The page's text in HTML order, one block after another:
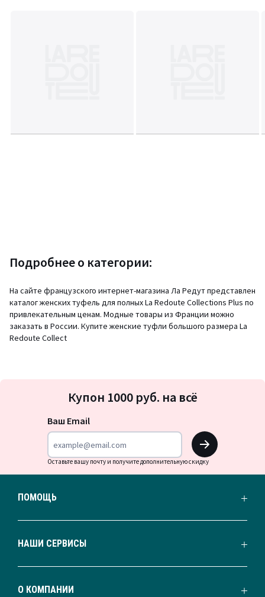
Подробнее о категории:
На сайте французского интернет-магазина Ла Редут представлен
каталог женских туфель для полных La Redoute Collections Plus по
привлекательным ценам. Модные товары из Франции можно
заказать в России. Купите женские туфли большого размера La
Redoute Collect
на
Купон 1000 руб. на всё
Ваш Email
OK
Оставьте вашу почту и получите дополнительную скидку
ПОМОЩЬ
НАШИ СЕРВИСЫ
О КОМПАНИИ